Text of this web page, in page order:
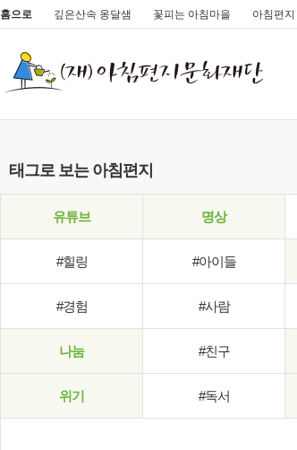
홈으로 깊은산속 옹달샘 꽃피는 아침마을 아침편지
태그로 보는 아침편지
유튜브 명상
#힐링 #아이들
#경험 #사람
나눔 #친구
위기 #독서